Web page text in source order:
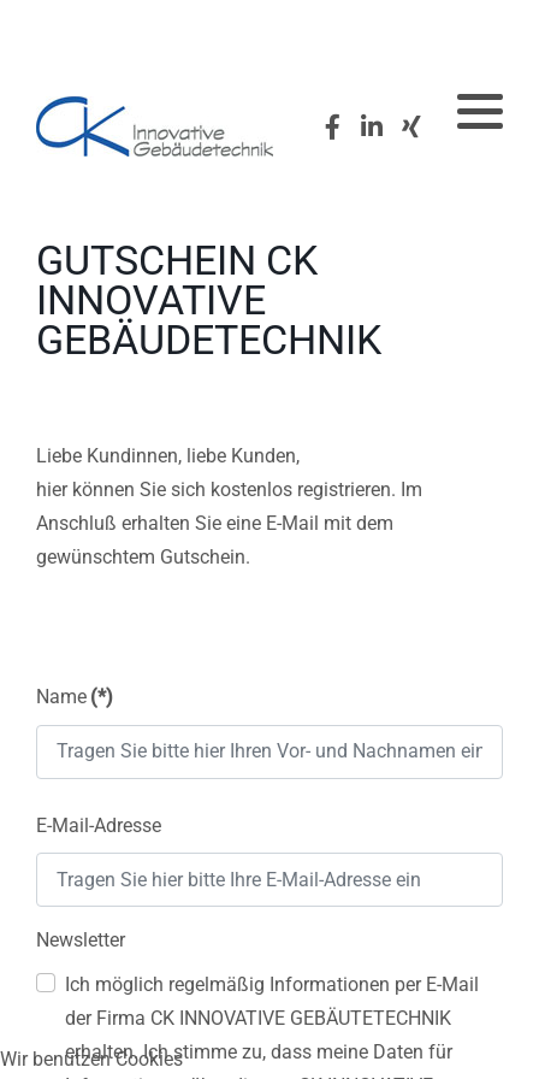
GUTSCHEIN CK
INNOVATIVE
GEBÄUDETECHNIK
Liebe Kundinnen, liebe Kunden,
hier können Sie sich kostenlos registrieren. Im
Anschluß erhalten Sie eine E-Mail mit dem
gewünschtem Gutschein.
Name (*)
E-Mail-Adresse
Newsletter
Ich möglich regelmäßig Informationen per E-Mail
der Firma CK INNOVATIVE GEBÄUTETECHNIK
erhalten. Ich stimme zu, dass meine Daten für
Wir benutzen Cookies
Filtration
Desinfektion
Monitoring
Zertifikate